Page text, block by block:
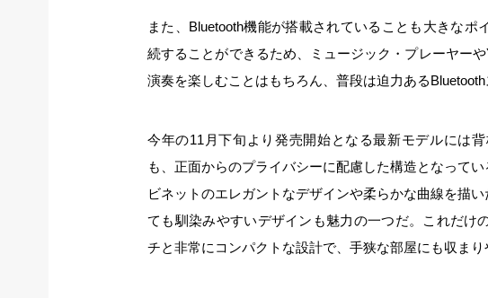
また、Bluetooth機能が搭載されていることも大きな
続することができるため、ミュージック・プレーヤー
演奏を楽しむことはもちろん、普段は迫力ある
今年の11月下旬より発売開始となる最新モデルには
も、正面からのプライバシーに配慮した構造となって
ビネットのエレガントなデザインや柔らかな曲線を描
ても馴染みやすいデザインも魅力の一つだ。これだけ
チと非常にコンパクトな設計で、手狭な部屋にも収まり